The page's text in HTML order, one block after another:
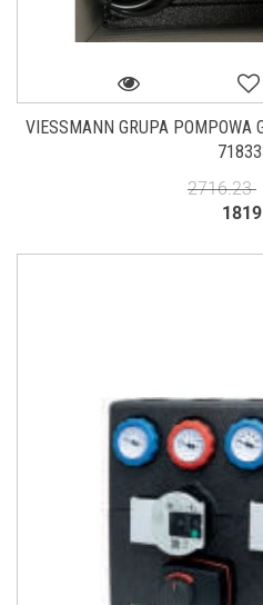
VIESSMANN GRUPA
2716.23